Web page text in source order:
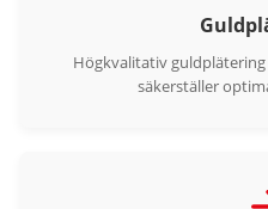
Högkvalitativ
säkerställer